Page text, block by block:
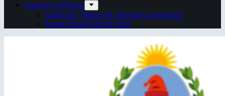
Espacios escénicos
Anfiteatro “Mario del Tránsito Cocomarola”
Teatro Oficial Juan de Vera